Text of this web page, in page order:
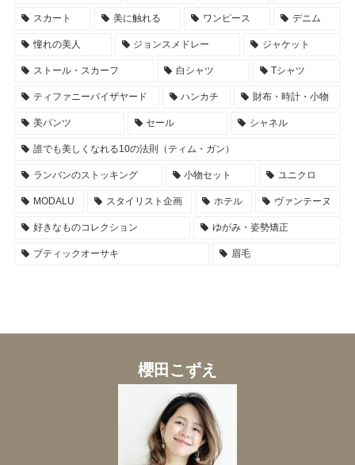
スカート 美に触れる ワンピース デニム
憧れの美人 ジョンスメドレー ジャケット
ストール・スカーフ 白シャツ Tシャツ
ティファニーバイザヤード ハンカチ 財布・時計・小物
美パンツ セール シャネル
誰でも美しくなれる10の法則（ティム・ガン）
ランバンのストッキング 小物セット ユニクロ
MODALU スタイリスト企画 ホテル ヴァンテーヌ
好きなものコレクション ゆがみ・姿勢矯正
ブティックオーサキ 眉毛
櫻田こずえ